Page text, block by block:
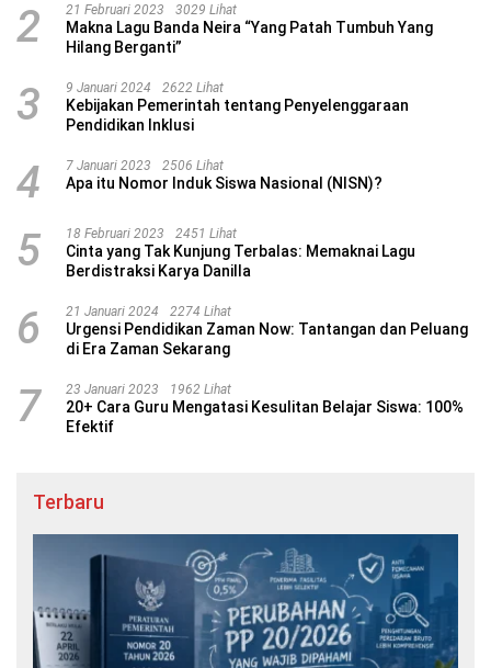
2 21 Februari 2023 3029 Lihat
Makna Lagu Banda Neira “Yang Patah Tumbuh Yang
Hilang Berganti”
3 9 Januari 2024 2622 Lihat
Kebijakan Pemerintah tentang Penyelenggaraan
Pendidikan Inklusi
4 7 Januari 2023 2506 Lihat
Apa itu Nomor Induk Siswa Nasional (NISN)?
5 18 Februari 2023 2451 Lihat
Cinta yang Tak Kunjung Terbalas: Memaknai Lagu
Berdistraksi Karya Danilla
6 21 Januari 2024 2274 Lihat
Urgensi Pendidikan Zaman Now: Tantangan dan Peluang
di Era Zaman Sekarang
7 23 Januari 2023 1962 Lihat
20+ Cara Guru Mengatasi Kesulitan Belajar Siswa: 100%
Efektif
Terbaru